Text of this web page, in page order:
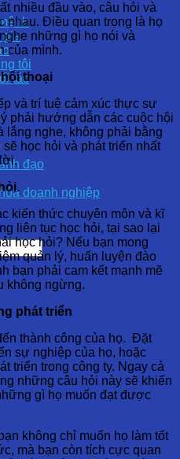
gia
tôi
tác
đạo
doanh nghiệp
nhiều đầu vào, câu hỏi và
nhau. Điều quan trọng là họ
những gì họ nói và
​​của mình.
thoại
và trí tuệ cảm xúc thực sự
phải hướng dẫn các cuộc hội
lắng nghe, không phải bằng
học hỏi và phát triển nhất
kiến thức chuyên môn và kĩ
liên tục học hỏi, tại sao lại
học hỏi? Nếu bạn mong
quản lý, huấn luyện đào
bạn phải cam kết mạnh mẽ
không ngừng.
phát triển
thành công của họ. Đặt
sự nghiệp của họ, hoặc
triển trong công ty. Ngay cả
những câu hỏi này sẽ khiến
gì họ muốn đạt được
không chỉ muốn họ làm tốt
mà bạn còn tích cực quan